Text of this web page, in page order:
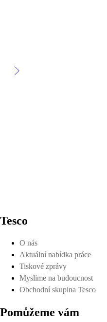
Tesco
O nás
Aktuální nabídka práce
Tiskové zprávy
Myslíme na budoucnost
Obchodní skupina Tesco
Pomůžeme vám